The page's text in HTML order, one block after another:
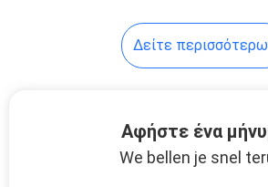
Δείτε
Αφήστε ένα
We bellen je snel